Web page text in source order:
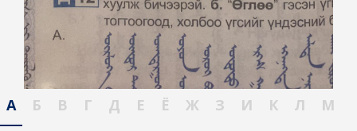
А Б В Г Д Е Ё Ж З И К Л
М